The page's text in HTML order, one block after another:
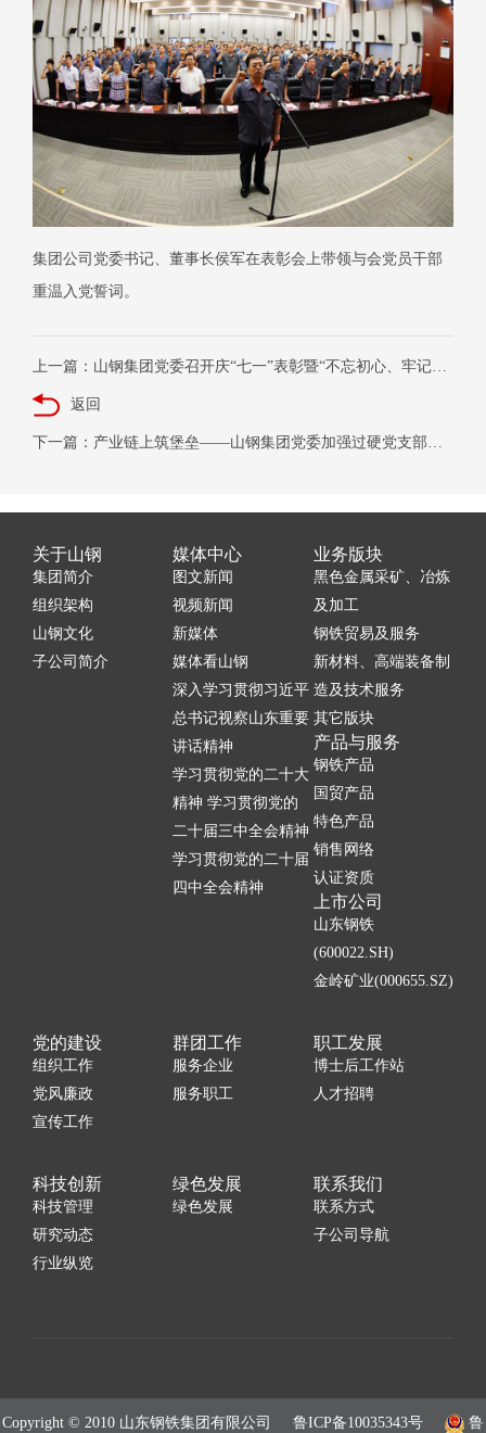
集团公司党委书记、董事长侯军在表彰会上带领与会党员干部
重温入党誓词。
返回
关于山钢
集团简介
组织架构
山钢文化
子公司简介
媒体中心
图文新闻
视频新闻
新媒体
媒体看山钢
深入学习贯彻习近平
总书记视察山东重要
讲话精神
学习贯彻党的二十大
精神 学习贯彻党的
二十届三中全会精神
学习贯彻党的二十届
四中全会精神
业务版块
黑色金属采矿、冶炼
及加工
钢铁贸易及服务
新材料、高端装备制
造及技术服务
其它版块
产品与服务
钢铁产品
国贸产品
特色产品
销售网络
认证资质
上市公司
山东钢铁
(600022.SH)
金岭矿业(000655.SZ)
党的建设
组织工作
党风廉政
宣传工作
群团工作
服务企业
服务职工
职工发展
博士后工作站
人才招聘
科技创新
科技管理
研究动态
行业纵览
绿色发展
绿色发展
联系我们
联系方式
子公司导航
Copyright © 2010 山东钢铁集团有限公司 鲁ICP备10035343号 鲁